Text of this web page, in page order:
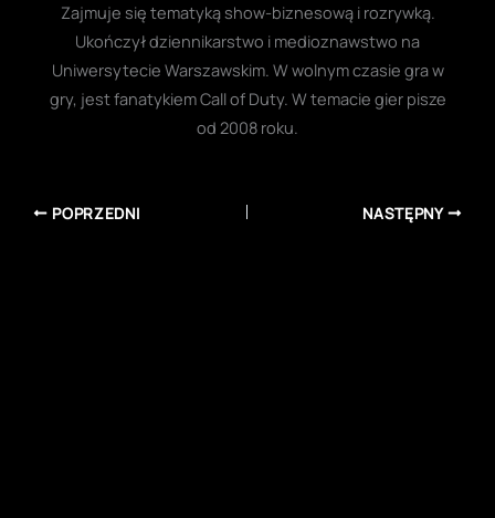
Zajmuje się tematyką show-biznesową i rozrywką.
Ukończył dziennikarstwo i medioznawstwo na
Uniwersytecie Warszawskim. W wolnym czasie gra w
gry, jest fanatykiem Call of Duty. W temacie gier pisze
od 2008 roku.
POPRZEDNI NASTĘPNY